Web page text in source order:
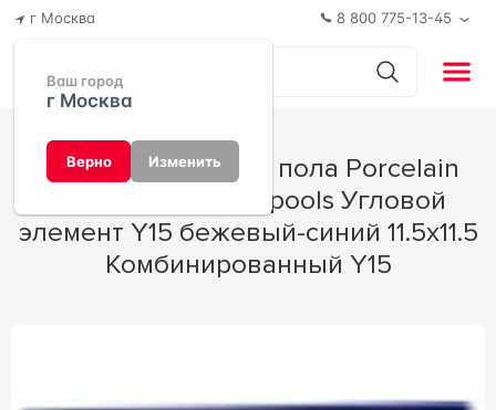
г Москва
Ваш город
г Москва
Верно Изменить
8 800 775-13-45
Mosaic swimming pools Угловой
элемент Y15 бежевый-синий 11.5х11.5
Комбинированный Y15